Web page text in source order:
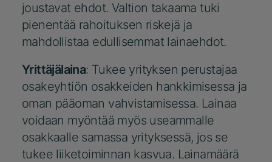
joustavat ehdot. Valtion takaama tuki
pienentää rahoituksen riskejä ja
mahdollistaa edullisemmat lainaehdot.
Yrittäjälaina: Tukee yrityksen perustajaa
osakeyhtiön osakkeiden hankkimisessa ja
oman pääoman vahvistamisessa. Lainaa
voidaan myöntää myös useammalle
osakkaalle samassa yrityksessä, jos se
tukee liiketoiminnan kasvua. Lainamäärä